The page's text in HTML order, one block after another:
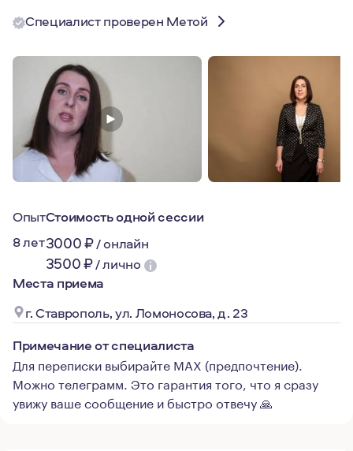
Специалист проверен Метой
Опыт
8 лет
Стоимость одной сессии
3000₽/онлайн
3500₽/лично
Места приема
г. Ставрополь, ул. Ломоносова, д. 23
Примечание от специалиста
Для переписки выбирайте MAX (предпочтение).
Можно телеграмм. Это гарантия того, что я сразу
увижу ваше сообщение и быстро отвечу 🙏